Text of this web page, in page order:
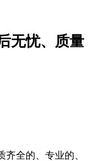
无忧、质量
全的、专业的、